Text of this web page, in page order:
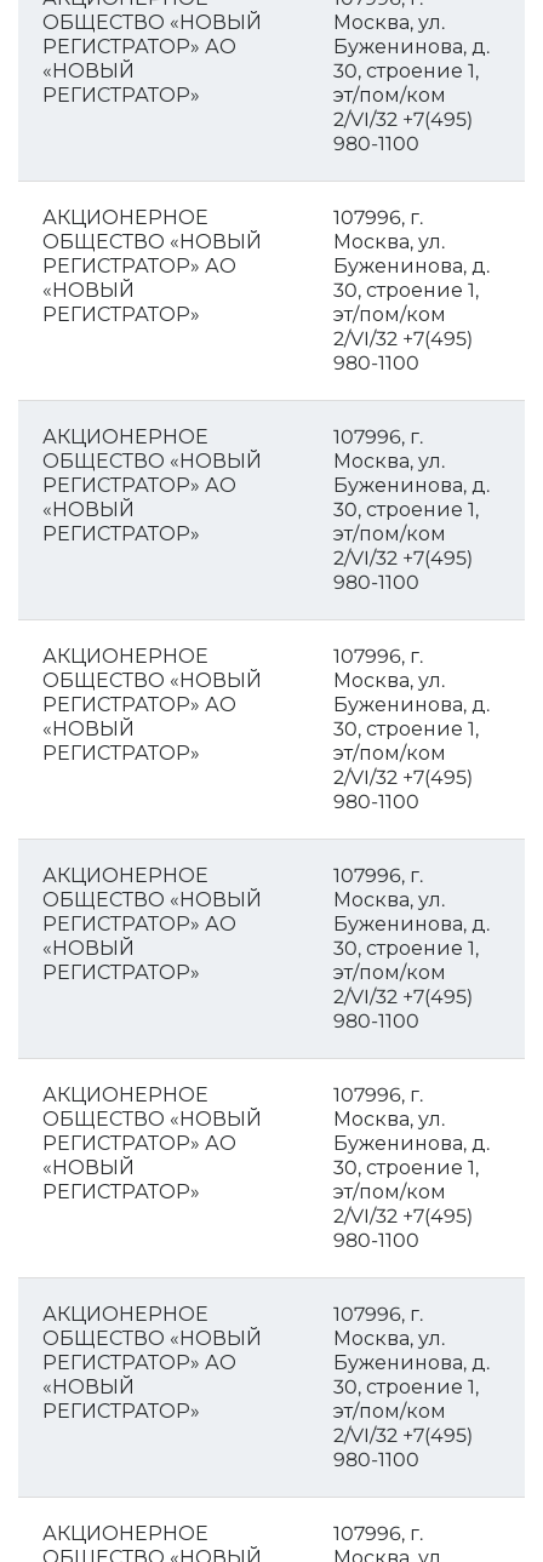
ОБЩЕСТВО «НОВЫЙ
РЕГИСТРАТОР» АО
«НОВЫЙ
РЕГИСТРАТОР»
Москва, ул.
Буженинова, д.
30, строение 1,
эт/пом/ком
2/VI/32 +7(495)
980-1100
АКЦИОНЕРНОЕ
ОБЩЕСТВО «НОВЫЙ
РЕГИСТРАТОР» АО
«НОВЫЙ
РЕГИСТРАТОР»
107996, г.
Москва, ул.
Буженинова, д.
30, строение 1,
эт/пом/ком
2/VI/32 +7(495)
980-1100
АКЦИОНЕРНОЕ
ОБЩЕСТВО «НОВЫЙ
РЕГИСТРАТОР» АО
«НОВЫЙ
РЕГИСТРАТОР»
107996, г.
Москва, ул.
Буженинова, д.
30, строение 1,
эт/пом/ком
2/VI/32 +7(495)
980-1100
АКЦИОНЕРНОЕ
ОБЩЕСТВО «НОВЫЙ
РЕГИСТРАТОР» АО
«НОВЫЙ
РЕГИСТРАТОР»
107996, г.
Москва, ул.
Буженинова, д.
30, строение 1,
эт/пом/ком
2/VI/32 +7(495)
980-1100
АКЦИОНЕРНОЕ
ОБЩЕСТВО «НОВЫЙ
РЕГИСТРАТОР» АО
«НОВЫЙ
РЕГИСТРАТОР»
107996, г.
Москва, ул.
Буженинова, д.
30, строение 1,
эт/пом/ком
2/VI/32 +7(495)
980-1100
АКЦИОНЕРНОЕ
ОБЩЕСТВО «НОВЫЙ
РЕГИСТРАТОР» АО
«НОВЫЙ
РЕГИСТРАТОР»
107996, г.
Москва, ул.
Буженинова, д.
30, строение 1,
эт/пом/ком
2/VI/32 +7(495)
980-1100
АКЦИОНЕРНОЕ
ОБЩЕСТВО «НОВЫЙ
РЕГИСТРАТОР» АО
«НОВЫЙ
РЕГИСТРАТОР»
107996, г.
Москва, ул.
Буженинова, д.
30, строение 1,
эт/пом/ком
2/VI/32 +7(495)
980-1100
АКЦИОНЕРНОЕ
107996, г.